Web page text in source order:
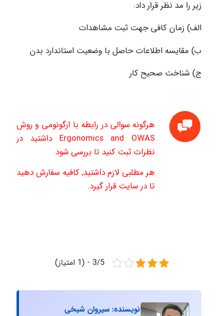
زیر را مد نظر قرار داد:
الف) زمان کافی جهت ثبت مشاهدات
ب) مقایسه اطلاعات حاصل با وضعیت استاندارد بدن
ج) شناخت صحیح کار
هرگونه سوالی در رابطه با ارگونومی و روش
Ergonomics and OWAS داشتید در
نظرات ثبت کنید تا بررسی شود.
هر مطلبی لازم داشتید, کافیه سفارش دهید
تا در سایت قرار گیرد.
3/5 - (1 امتیاز)
نویسنده: سیروان شیخی